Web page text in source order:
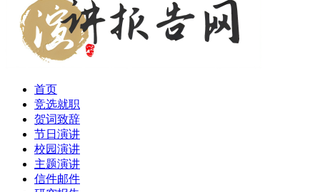
首页
竞选就职
贺词致辞
节日演讲
校园演讲
主题演讲
信件邮件